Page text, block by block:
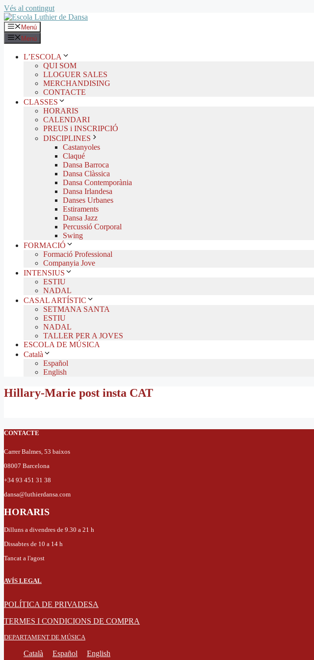
Vés al contingut
Menú
Menú
L’ESCOLA
QUI SOM
LLOGUER SALES
MERCHANDISING
CONTACTE
CLASSES
HORARIS
CALENDARI
PREUS i INSCRIPCIÓ
DISCIPLINES
Castanyoles
Claqué
Dansa Barroca
Dansa Clàssica
Dansa Contemporània
Dansa Irlandesa
Danses Urbanes
Estiraments
Dansa Jazz
Percussió Corporal
Swing
FORMACIÓ
Formació Professional
Companyia Jove
INTENSIUS
ESTIU
NADAL
CASAL ARTÍSTIC
SETMANA SANTA
ESTIU
NADAL
TALLER PER A JOVES
ESCOLA DE MÚSICA
Català
Español
English
Hillary-Marie post insta CAT
CONTACTE
Carrer Balmes, 53 baixos
08007 Barcelona
+34 93 451 31 38
dansa@luthierdansa.com
HORARIS
Dilluns a divendres de 9.30 a 21 h
Dissabtes de 10 a 14 h
Tancat a l'agost
AVÍS LEGAL
POLÍTICA DE PRIVADESA
TERMES I CONDICIONS DE COMPRA
DEPARTAMENT DE MÚSICA
Català Español English